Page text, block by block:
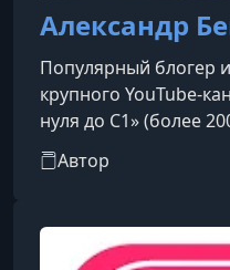
Александр
Популярный блогер
крупного YouTube-
нуля до С1» (более
Написал
самостоятельного
Автор